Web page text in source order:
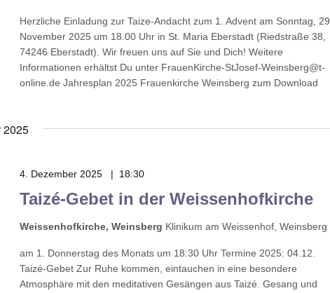
Herzliche Einladung zur Taize-Andacht zum 1. Advent am Sonntag, 29.
November 2025 um 18.00 Uhr in St. Maria Eberstadt (Riedstraße 38,
74246 Eberstadt). Wir freuen uns auf Sie und Dich! Weitere
Informationen erhältst Du unter FrauenKirche-StJosef-Weinsberg@t-
online.de Jahresplan 2025 Frauenkirche Weinsberg zum Download
2025
Taizé-Gebet in der Weissenhofkirche
4. Dezember 2025 | 18:30
Weissenhofkirche, Weinsberg Klinikum am Weissenhof, Weinsberg
am 1. Donnerstag des Monats um 18:30 Uhr Termine 2025: 04.12.
Taizé-Gebet Zur Ruhe kommen, eintauchen in eine besondere
Atmosphäre mit den meditativen Gesängen aus Taizé. Gesang und